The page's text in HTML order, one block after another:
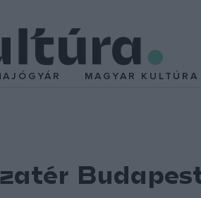
MAGYAR